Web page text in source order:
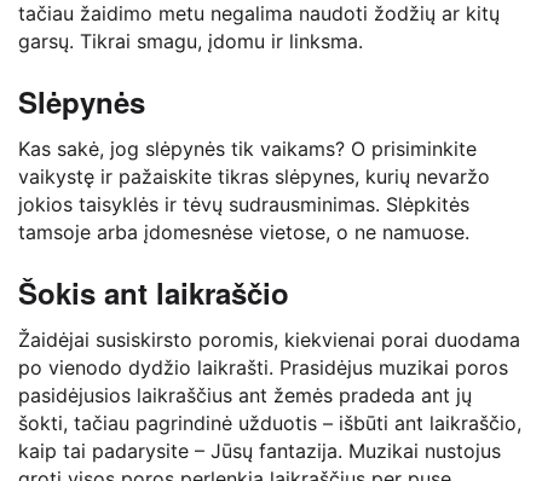
tačiau žaidimo metu negalima naudoti žodžių ar kitų
garsų. Tikrai smagu, įdomu ir linksma.
Slėpynės
Kas sakė, jog slėpynės tik vaikams? O prisiminkite
vaikystę ir pažaiskite tikras slėpynes, kurių nevaržo
jokios taisyklės ir tėvų sudrausminimas. Slėpkitės
tamsoje arba įdomesnėse vietose, o ne namuose.
Šokis ant laikraščio
Žaidėjai susiskirsto poromis, kiekvienai porai duodama
po vienodo dydžio laikrašti. Prasidėjus muzikai poros
pasidėjusios laikraščius ant žemės pradeda ant jų
šokti, tačiau pagrindinė užduotis – išbūti ant laikraščio,
kaip tai padarysite – Jūsų fantazija. Muzikai nustojus